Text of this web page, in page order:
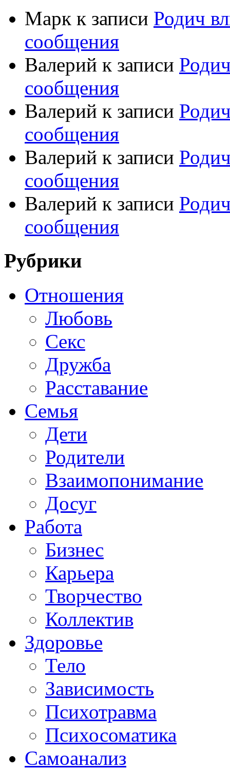
Марк к записи Родич
сообщения
Валерий к записи
сообщения
Валерий к записи
сообщения
Валерий к записи
сообщения
Валерий к записи
сообщения
Рубрики
Отношения
Любовь
Секс
Дружба
Расставание
Семья
Дети
Родители
Взаимопонимание
Досуг
Работа
Бизнес
Карьера
Творчество
Коллектив
Здоровье
Тело
Зависимость
Психотравма
Психосоматика
Самоанализ